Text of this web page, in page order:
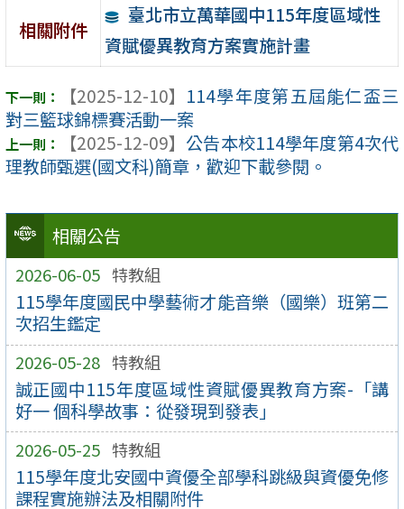
相關公告
2026-06-05 特教組
115學年度國民中學藝術才能音樂（國樂）班第二
次招生鑑定
2026-05-28 特教組
誠正國中115年度區域性資賦優異教育方案-「講
好一 個科學故事：從發現到發表」
2026-05-25 特教組
115學年度北安國中資優全部學科跳級與資優免修
課程實施辦法及相關附件
相關附件
臺北市立萬華國中115年度區域性
資賦優異教育方案實施計畫
【2025-12-10】 114學年度第五屆能仁盃三
對三籃球錦標賽活動一案
【2025-12-09】 公告本校114學年度第4次代
理教師甄選(國文科)簡章，歡迎下載參閱。